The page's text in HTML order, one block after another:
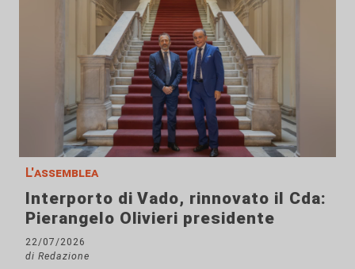
L'assemblea
Interporto di Vado, rinnovato il Cda:
Pierangelo Olivieri presidente
22/07/2026
di Redazione